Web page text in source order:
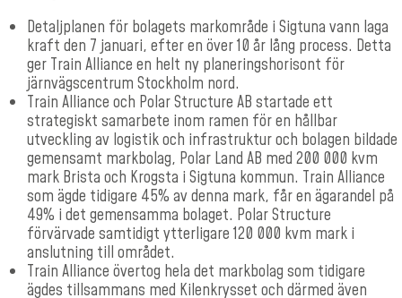
Detaljplanen för bolagets markområde i Sigtuna vann laga
kraft den 7 januari, efter en över 10 år lång process. Detta
ger Train Alliance en helt ny planeringshorisont för
järnvägscentrum Stockholm nord.
Train Alliance och Polar Structure AB startade ett
strategiskt samarbete inom ramen för en hållbar
utveckling av logistik och infrastruktur och bolagen bildade
gemensamt markbolag, Polar Land AB med 200 000 kvm
mark Brista och Krogsta i Sigtuna kommun. Train Alliance
som ägde tidigare 45% av denna mark, får en ägarandel på
49% i det gemensamma bolaget. Polar Structure
förvärvade samtidigt ytterligare 120 000 kvm mark i
anslutning till området.
Train Alliance övertog hela det markbolag som tidigare
ägdes tillsammans med Kilenkrysset och därmed även